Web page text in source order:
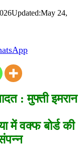
Updated:May 24,
: मुफ्ती इमरान
में वक्फ बोर्ड की